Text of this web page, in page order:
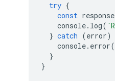
try {
const response
console. log(
} catch (error)
console. error(
}
}